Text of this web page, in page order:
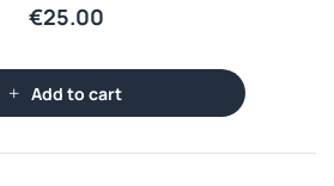
€25.00
Add to cart